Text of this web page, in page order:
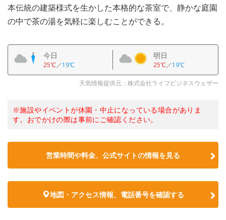
本伝統の建築様式を生かした本格的な茶室で、静かな庭園
の中で茶の湯を気軽に楽しむことができる。
今日
25℃／19℃
明日
25℃／19℃
天気情報提供元：株式会社ライフビジネスウェザー
※施設やイベントが休園・中止になっている場合がありま
す。おでかけの際は事前にご確認ください。
営業時間や料金、公式サイトの情報を見る
地図・アクセス情報、電話番号を確認する